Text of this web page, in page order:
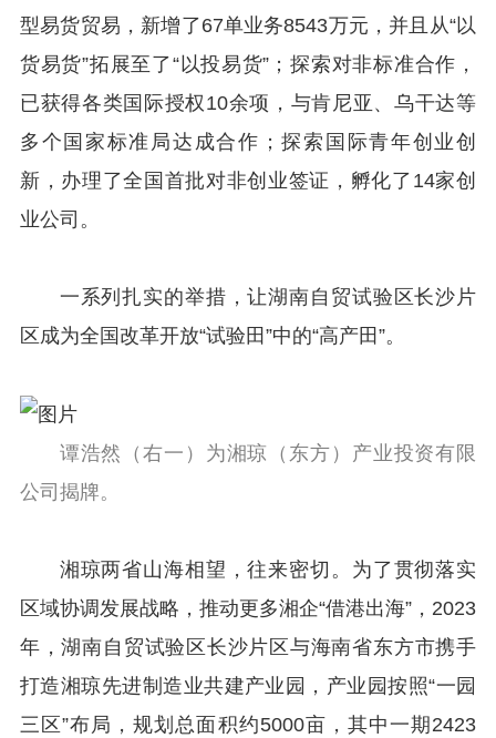
型易货贸易，新增了67单业务8543万元，并且从“以
货易货”拓展至了“以投易货”；探索对非标准合作，
已获得各类国际授权10余项，与肯尼亚、乌干达等
多个国家标准局达成合作；探索国际青年创业创
新，办理了全国首批对非创业签证，孵化了14家创
业公司。
一系列扎实的举措，让湖南自贸试验区长沙片
区成为全国改革开放“试验田”中的“高产田”。
谭浩然（右一）为湘琼（东方）产业投资有限
公司揭牌。
湘琼两省山海相望，往来密切。为了贯彻落实
区域协调发展战略，推动更多湘企“借港出海”，2023
年，湖南自贸试验区长沙片区与海南省东方市携手
打造湘琼先进制造业共建产业园，产业园按照“一园
三区”布局，规划总面积约5000亩，其中一期2423